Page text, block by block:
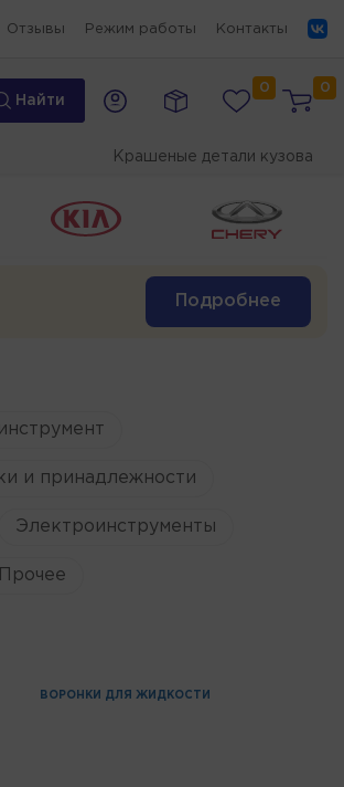
Отзывы Режим работы Контакты
Найти
0 0
Крашеные детали кузова
Подробнее
и принадлежности
Электроинструменты
Прочее
ВОРОНКИ ДЛЯ ЖИДКОСТИ